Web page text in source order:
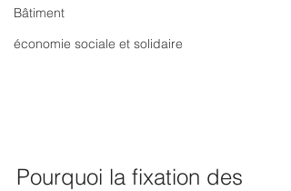
Bâtiment
économie sociale et solidaire
Pourquoi la fixation des